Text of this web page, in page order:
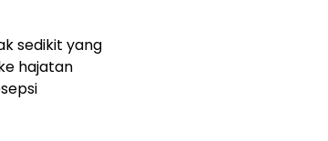
sedikit yang
hajatan